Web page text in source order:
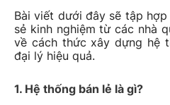
Bài viết dưới đây sẽ tập
sẻ kinh nghiệm từ các nhà
về cách thức xây dựng hệ
đại lý hiệu quả.
1. Hệ thống bán lẻ là gì?